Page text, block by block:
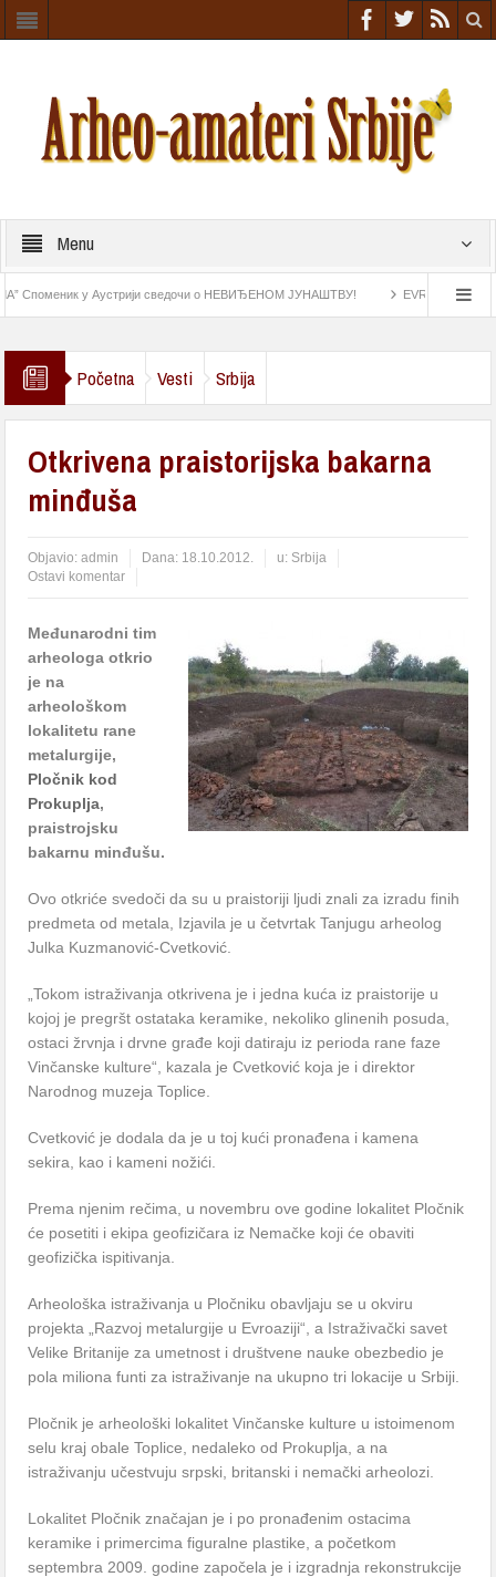
Menu
у Аустрији сведочи о НЕВИЂЕНОМ ЈУНАШТВУ! EVROPA NIŠTA
Početna Vesti Srbija
Otkrivena praistorijska bakarna
minđuša
Objavio:admin Dana: 18.10.2012. u: Srbija
Ostavi komentar
Međunarodni tim
arheologa otkrio
je na
arheološkom
lokalitetu rane
metalurgije,
Pločnik kod
Prokuplja,
praistrojsku
bakarnu minđušu.
Ovo otkriće svedoči da su u praistoriji ljudi znali za izradu finih
predmeta od metala, Izjavila je u četvrtak Tanjugu arheolog
Julka Kuzmanović-Cvetković.
„Tokom istraživanja otkrivena je i jedna kuća iz praistorije u
kojoj je pregršt ostataka keramike, nekoliko glinenih posuda,
ostaci žrvnja i drvne građe koji datiraju iz perioda rane faze
Vinčanske kulture“, kazala je Cvetković koja je i direktor
Narodnog muzeja Toplice.
Cvetković je dodala da je u toj kući pronađena i kamena
sekira, kao i kameni nožići.
Prema njenim rečima, u novembru ove godine lokalitet Pločnik
će posetiti i ekipa geofizičara iz Nemačke koji će obaviti
geofizička ispitivanja.
Arheološka istraživanja u Pločniku obavljaju se u okviru
projekta „Razvoj metalurgije u Evroaziji“, a Istraživački savet
Velike Britanije za umetnost i društvene nauke obezbedio je
pola miliona funti za istraživanje na ukupno tri lokacije u Srbiji.
Pločnik je arheološki lokalitet Vinčanske kulture u istoimenom
selu kraj obale Toplice, nedaleko od Prokuplja, a na
istraživanju učestvuju srpski, britanski i nemački arheolozi.
Lokalitet Pločnik značajan je i po pronađenim ostacima
keramike i primercima figuralne plastike, a početkom
septembra 2009. godine započela je i izgradnja rekonstrukcije